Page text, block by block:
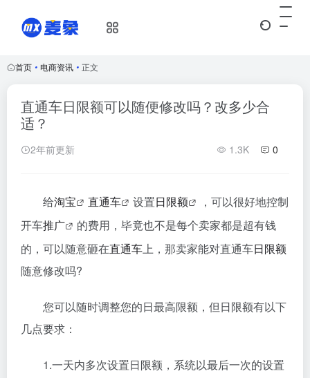
首页 • 电商资讯 • 正文
直通车日限额可以随便修改吗？改多少合
适？
2年前更新 1.3K 0
给淘宝 直通车 设置日限额
，可以很好地控制
开车推广
的费用，毕竟也不是每个卖家都是超有钱
的，可以随意砸在直通车上，那卖家能对直通车日限额
随意修改吗?
您可以随时调整您的日最高限额，但日限额有以下
几点要求：
1.一天内多次设置日限额，系统以最后一次的设置